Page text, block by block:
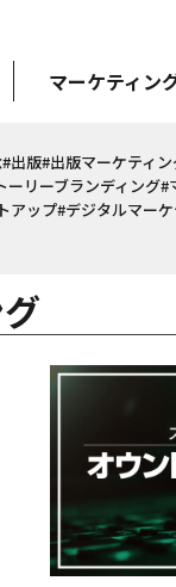
マーケティン
#出版#出版マーケティ
ーリーブランディング#
アップ#デジタルマー